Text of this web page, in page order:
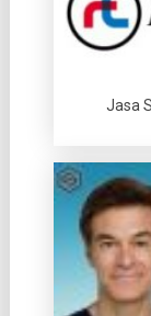
Jasa